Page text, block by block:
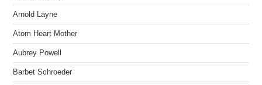
Arnold Layne
Atom Heart Mother
Aubrey Powell
Barbet Schroeder